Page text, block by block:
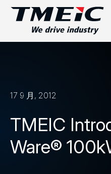
17 9 月, 2012
TMEIC
Ware®